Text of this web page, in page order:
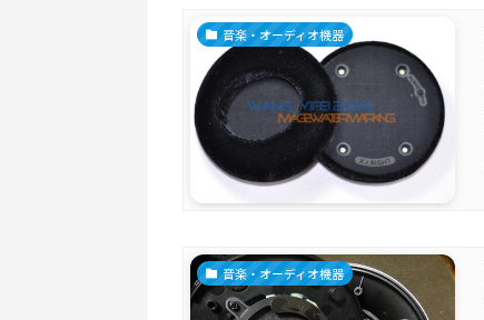
音楽・オーディオ機器
音楽・オーディオ機器